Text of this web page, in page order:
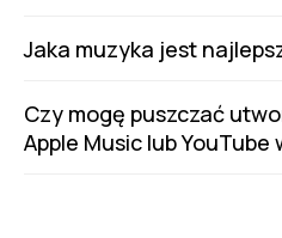
Jaka muzyka jest
Czy mogę puszczać
Apple Music lub YouTube